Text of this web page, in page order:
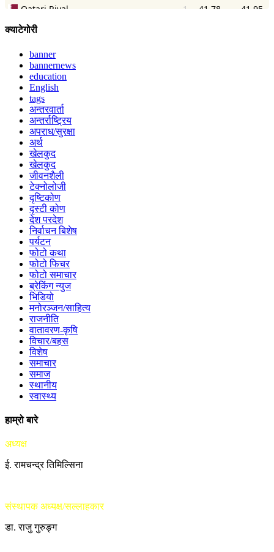
क्याटेगोरी
banner
bannernews
education
English
tags
अन्तरवार्ता
अन्तर्राष्ट्रिय
अपराध/सुरक्षा
अर्थ
खेलकुद
खेलकुद
जीवनशैली
टेक्नोलोजी
दृष्टिकोण
दृस्टी कोण
देश परदेश
निर्वाचन बिशेष
पर्यटन
फोटो कथा
फोटो फिचर
फोटो समाचार
ब्रेकिंग न्युज
भिडियो
मनोरञ्जन/साहित्य
राजनीति
वातावरण-कृषि
विचार/बहस
विशेष
समाचार
समाज
स्थानीय
स्वास्थ्य
हाम्रो बारे
अध्यक्ष
ई. रामचन्द्र तिमिल्सिना
संस्थापक अध्यक्ष/सल्लाहकार
डा. राजु गुरुङ्ग